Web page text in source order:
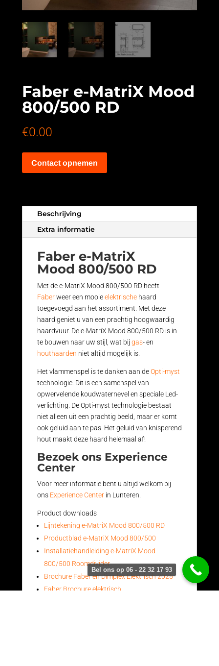
Faber e-MatriX Mood
800/500 RD
€0.00
Contact opnemen
Beschrijving
Extra informatie
Faber e-MatriX
Mood 800/500 RD
Met de e-MatriX Mood 800/500 RD heeft
Faberweer een mooieelektrische haard
toegevoegd aan het assortiment. Met deze
haard geniet u van een prachtig hoogwaardig
haardvuur. De e-MatriX Mood 800/500 RD is in
te bouwen naar uw stijl, wat bij gas- en
houthaarden niet altijd mogelijk is.
Het vlammenspel is te danken aan deOpti-myst
technologie. Dit is een samenspel van
opwervelende koudwaternevel en speciale Led-
verlichting. De Opti-myst technologie bestaat
niet alleen uit een prachtig beeld, maar er komt
ook geluid aan te pas. Het geluid van knisperend
hout maakt deze haard helemaal af!
Bezoek ons Experience
Center
Voor meer informatie bent u altijd welkom bij
ons Experience Centerin Lunteren.
Product downloads
Lijntekening e-MatriX Mood 800/500 RD
Productblad e-MatriX Mood 800/500
Installatiehandleiding e-MatriX Mood
800/500 Roomdivider
Brochure Faber en Dimplex Elektrisch 2025
Faber Brochure elektrisch
Bel ons op 06 - 22 32 17 93